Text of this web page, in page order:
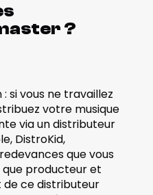
?
si vous ne travaillez
votre musique
via un distributeur
DistroKid,
que vous
producteur et
ce distributeur